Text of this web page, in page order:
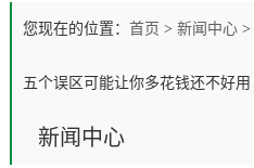
您现在的位置： 首页 > 新闻中心>
五个误区可能让你多花钱还不好用
新闻中心